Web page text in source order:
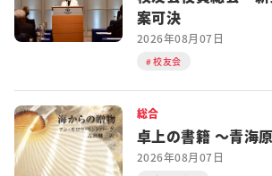
案可決
2026年08月07日
校友会
総合
卓上の書籍 ～青海
2026年08月07日